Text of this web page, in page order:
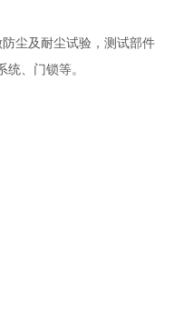
尘及耐尘试验，测试部件
、门锁等。